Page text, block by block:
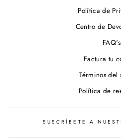
Política de
Centro de
FAQ's
Factura tu
Términos del
Política de
SUSCRÍBETE A